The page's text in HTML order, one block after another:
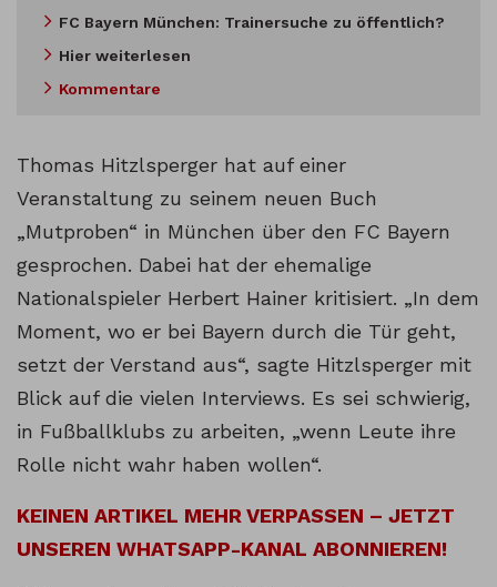
FC Bayern München: Trainersuche zu öffentlich?
Hier weiterlesen
Kommentare
Thomas Hitzlsperger hat auf einer
Veranstaltung zu seinem neuen Buch
„Mutproben“ in München über den FC Bayern
gesprochen. Dabei hat der ehemalige
Nationalspieler Herbert Hainer kritisiert. „In dem
Moment, wo er bei Bayern durch die Tür geht,
setzt der Verstand aus“, sagte Hitzlsperger mit
Blick auf die vielen Interviews. Es sei schwierig,
in Fußballklubs zu arbeiten, „wenn Leute ihre
Rolle nicht wahr haben wollen“.
KEINEN ARTIKEL MEHR VERPASSEN – JETZT
UNSEREN WHATSAPP-KANAL ABONNIEREN!